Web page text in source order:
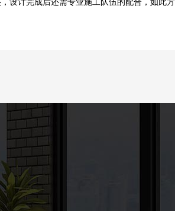
计完成后还需专业施工队伍的配合，如此